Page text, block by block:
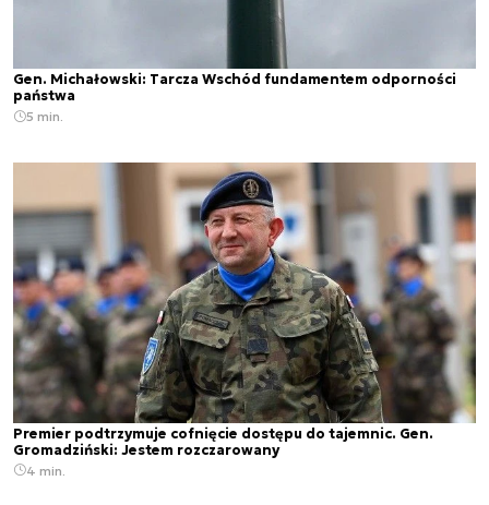
Gen. Michałowski: Tarcza Wschód fundamentem odporności
państwa
5 min.
Premier podtrzymuje cofnięcie dostępu do tajemnic. Gen.
Gromadziński: Jestem rozczarowany
4 min.